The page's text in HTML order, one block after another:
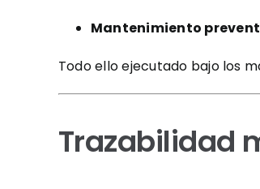
Mantenimiento
Todo ello ejecutado bajo los
Trazabilidad